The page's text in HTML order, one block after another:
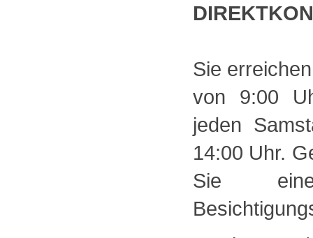
Sie
von 9:00
jeden
14:00 Uhr.
Sie